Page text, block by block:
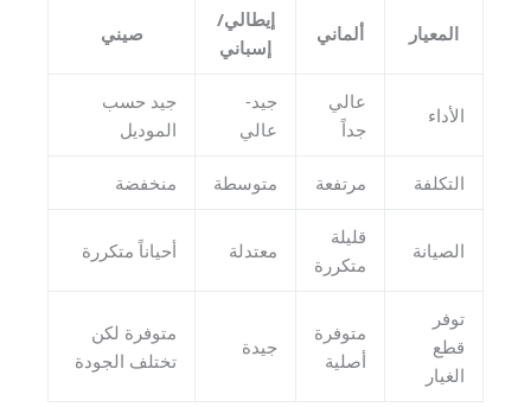
المعيار ألماني
إيطالي/
إسباني
صيني
الأداء
عالي
جداً
جيد-
عالي
جيد حسب
الموديل
التكلفة مرتفعة متوسطة منخفضة
الصيانة
قليلة
متكررة
معتدلة أحياناً متكررة
توفر
قطع
الغيار
متوفرة
أصلية
جيدة
متوفرة لكن
تختلف الجودة